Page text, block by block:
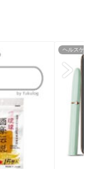
ヘルスケア